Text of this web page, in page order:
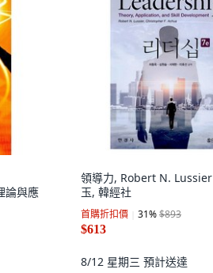
論與應
領導力, Robert N. Lussier , 車東
玉, 韓經社
首購折扣價 31%$893
$613
8/12 星期三 預計送達